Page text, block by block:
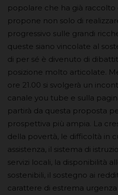
popolare che ha già raccolto
propone non solo di
progressivo sulle grandi
queste siano vincolate al
di per sé è divenuto di
posizione molto articolate.
ore 21.00 si svolgerà un
canale you tube e sulla
partirà da questa proposta
prospettiva più ampia. La
della povertà, le difficoltà in
assistenza, il sistema di
servizi locali, la disponibilità
sostenibili, il sostegno ai
carattere di estrema